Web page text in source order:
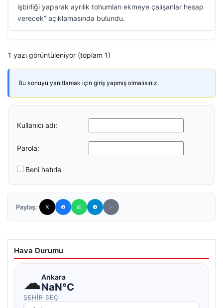
işbirliği yaparak ayrılık tohumları ekmeye çalışanlar hesap
verecek” açıklamasında bulundu.
1 yazı görüntüleniyor (toplam 1)
Bu konuyu yanıtlamak için giriş yapmış olmalısınız.
Kullanıcı adı:
Parola:
Beni hatırla
Paylaş:
Hava Durumu
☁Ankara
NaN°C
ŞEHIR SEÇ